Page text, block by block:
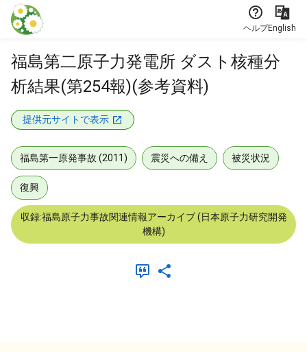
本文に飛ぶ
ヘルプEnglish
福島第二原子力発電所 ダスト核種分
析結果(第254報)(参考資料)
提供元サイトで表示
福島第一原発事故 (2011) 震災への備え 被災状況
復興
収録:福島原子力事故関連情報アーカイブ (日本原子力研究開発
機構)